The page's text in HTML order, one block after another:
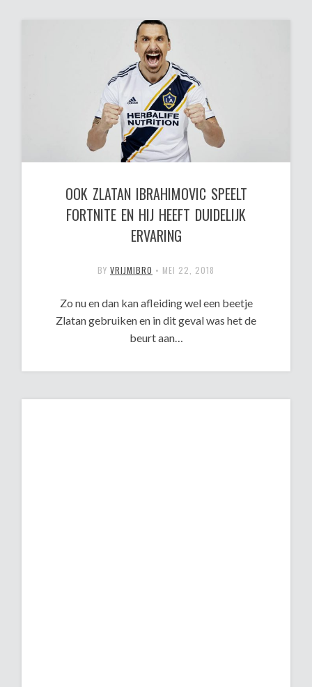
OOK ZLATAN IBRAHIMOVIC SPEELT
FORTNITE EN HIJ HEEFT DUIDELIJK
ERVARING
BY VRIJMIBRO • MEI 22, 2018
Zo nu en dan kan afleiding wel een beetje
Zlatan gebruiken en in dit geval was het de
beurt aan…